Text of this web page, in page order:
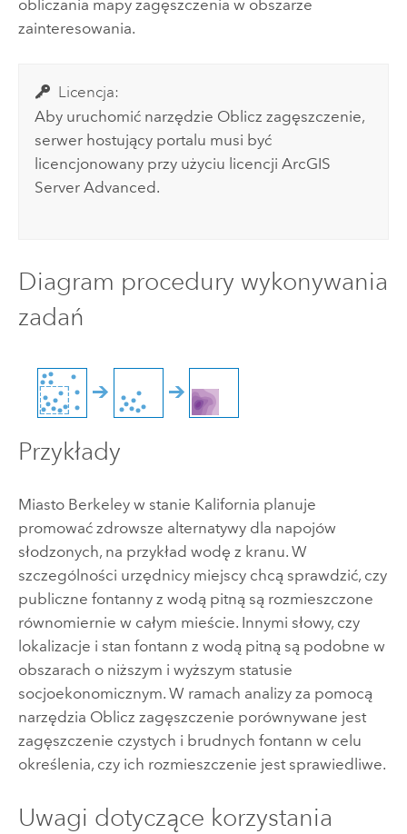
obliczania mapy zagęszczenia w obszarze
zainteresowania.
Licencja:
Aby uruchomić narzędzie Oblicz zagęszczenie,
serwer hostujący portalu musi być
licencjonowany przy użyciu licencjiArcGIS
Server Advanced.
Diagram procedury wykonywania
zadań
Przykłady
Miasto Berkeley w stanie Kalifornia planuje
promować zdrowsze alternatywy dla napojów
słodzonych, na przykład wodę z kranu. W
szczególności urzędnicy miejscy chcą sprawdzić, czy
publiczne fontanny z wodą pitną są rozmieszczone
równomiernie w całym mieście. Innymi słowy, czy
lokalizacje i stan fontann z wodą pitną są podobne w
obszarach o niższym i wyższym statusie
socjoekonomicznym. W ramach analizy za pomocą
narzędzia Oblicz zagęszczenie porównywane jest
zagęszczenie czystych i brudnych fontann w celu
określenia, czy ich rozmieszczenie jest sprawiedliwe.
Uwagi dotyczące korzystania